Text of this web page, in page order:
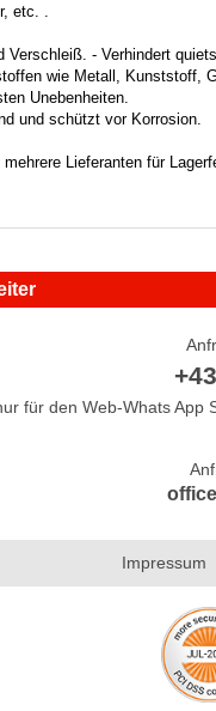
etc. .
Verschleiß. - Verhindert
wie Metall, Kunststoff,
Unebenheiten.
und schützt vor Korrosion.
Lieferanten für
für den Web-Whats
Impressum